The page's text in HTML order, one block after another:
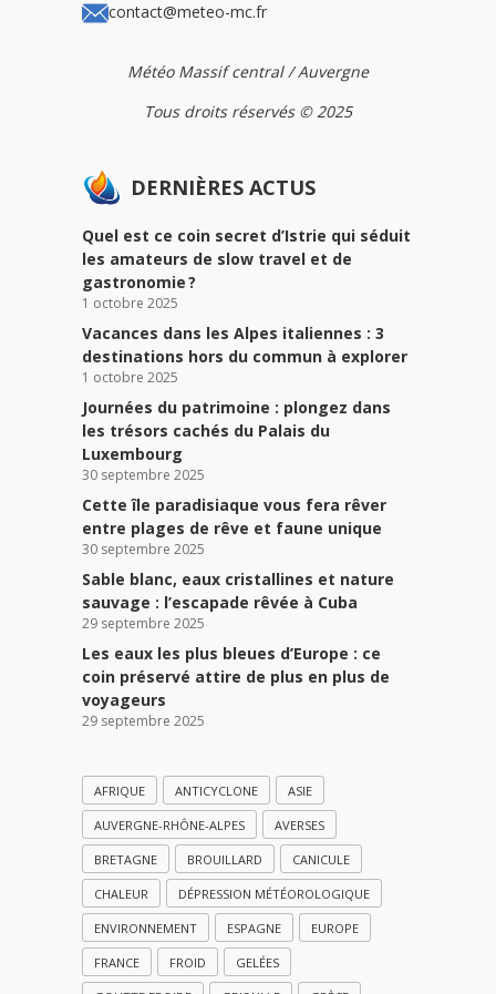
contact@meteo-mc.fr
Météo Massif central / Auvergne
Tous droits réservés © 2025
DERNIÈRES ACTUS
Quel est ce coin secret d’Istrie qui séduit
les amateurs de slow travel et de
gastronomie ?
1 octobre 2025
Vacances dans les Alpes italiennes : 3
destinations hors du commun à explorer
1 octobre 2025
Journées du patrimoine : plongez dans
les trésors cachés du Palais du
Luxembourg
30 septembre 2025
Cette île paradisiaque vous fera rêver
entre plages de rêve et faune unique
30 septembre 2025
Sable blanc, eaux cristallines et nature
sauvage : l’escapade rêvée à Cuba
29 septembre 2025
Les eaux les plus bleues d’Europe : ce
coin préservé attire de plus en plus de
voyageurs
29 septembre 2025
AFRIQUE ANTICYCLONE ASIE
AUVERGNE-RHÔNE-ALPES AVERSES
BRETAGNE BROUILLARD CANICULE
CHALEUR DÉPRESSION MÉTÉOROLOGIQUE
ENVIRONNEMENT ESPAGNE EUROPE
FRANCE FROID GELÉES